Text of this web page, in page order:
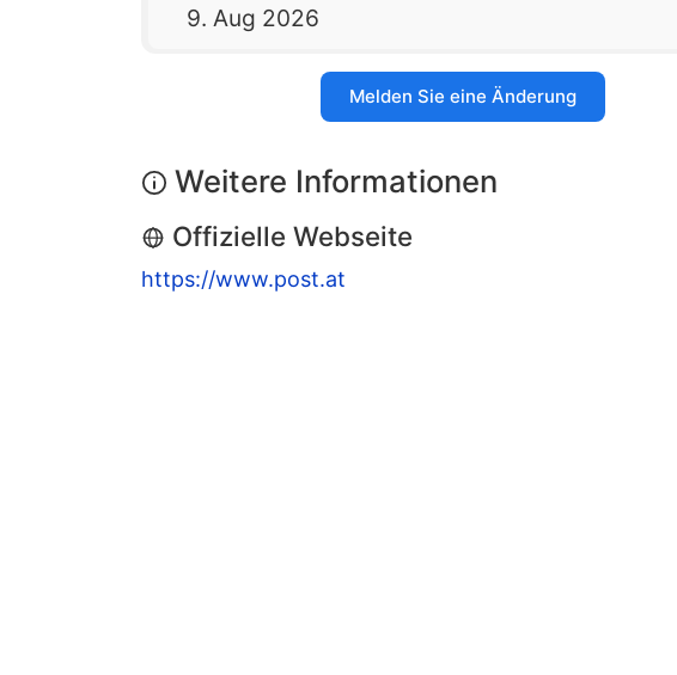
9. Aug 2026
Melden Sie eine Änderung
Weitere Informationen
Offizielle Webseite
https://www.post.at